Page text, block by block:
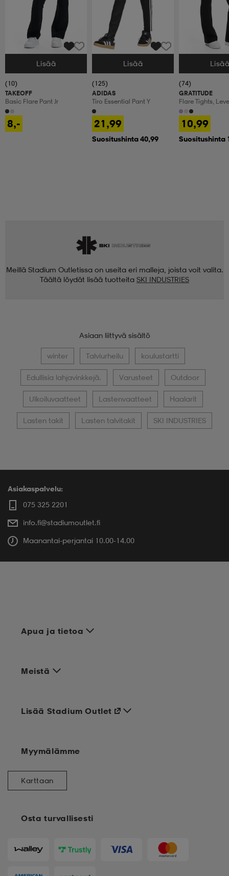
Valitse Koko
Lisää
(10)
TAKEOFF
Basic Flare Pant Jr
8,-
Valitse Koko
Lisää
(125)
ADIDAS
Tiro Essential Pant Y
21,99
Suositushinta 40,99
Valitse Koko
(74)
GRATITUDE
Flare Tights,
Treenitrikoot,
10,99
Suositushinta
Meillä Stadium Outletissa on useita eri malleja, joista voit valita.
Täältä löydät lisää tuotteita SKI INDUSTRIES
Asiaan liittyvä sisältö
winter Talviurheilu koulustartti
Edullisia lahjavinkkejä. Varusteet Outdoor
Ulkoiluvaatteet Lastenvaatteet Haalarit
Lasten takit Lasten talvitakit SKI INDUSTRIES
Asiakaspalvelu:
075 325 2201
info.fi@stadiumoutlet.fi
Maanantai-perjantai 10.00-14.00
Apua ja tietoa
Meistä
Osta turvallisesti
Lisää Stadium Outlet
Myymälämme
Karttaan